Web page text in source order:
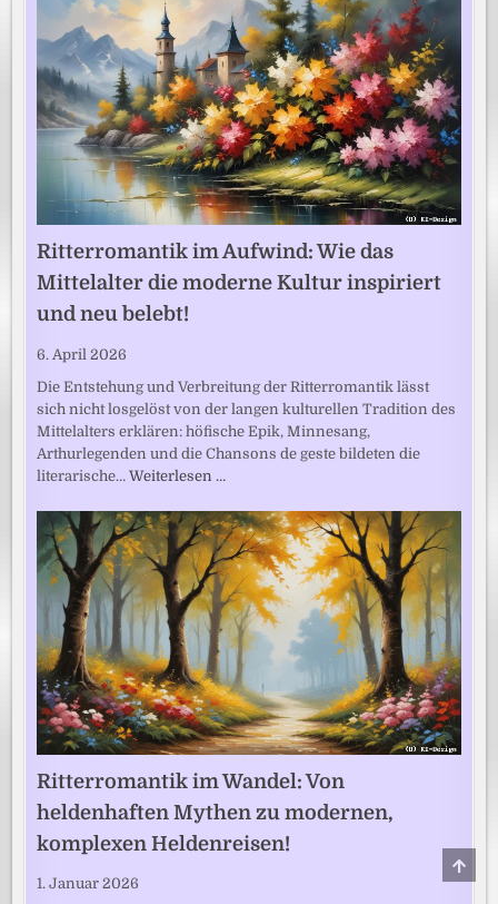
Ritterromantik im Aufwind: Wie das
Mittelalter die moderne Kultur inspiriert
und neu belebt!
6. April 2026
Die Entstehung und Verbreitung der Ritterromantik lässt
sich nicht losgelöst von der langen kulturellen Tradition des
Mittelalters erklären: höfische Epik, Minnesang,
Arthurlegenden und die Chansons de geste bildeten die
literarische…Weiterlesen …
Ritterromantik im Wandel: Von
heldenhaften Mythen zu modernen,
komplexen Heldenreisen!
1. Januar 2026 TO